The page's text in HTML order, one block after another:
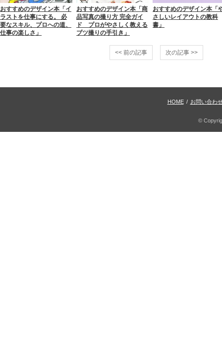
おすすめのデザイン本「イ
ラストを仕事にする。 必
要なスキル、プロへの道、
仕事の楽しさ」
おすすめのデザイン本「商
品写真の撮り方 完全ガイ
ド プロがやさしく教える
ブツ撮りの手引き」
おすすめのデザイン本「
さしいレイアウトの教科
書」
<< 前の記事 次の記事 >>
HOME / お問い合わ
©